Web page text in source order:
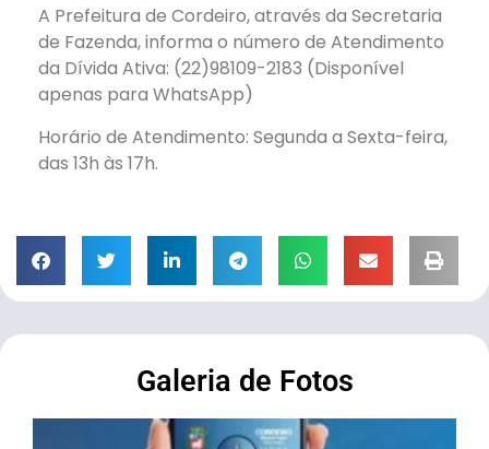
A Prefeitura de Cordeiro, através da Secretaria
de Fazenda, informa o número de Atendimento
da Dívida Ativa: (22)98109-2183 (Disponível
apenas para WhatsApp)
Horário de Atendimento: Segunda a Sexta-feira,
das 13h às 17h.
Galeria de Fotos